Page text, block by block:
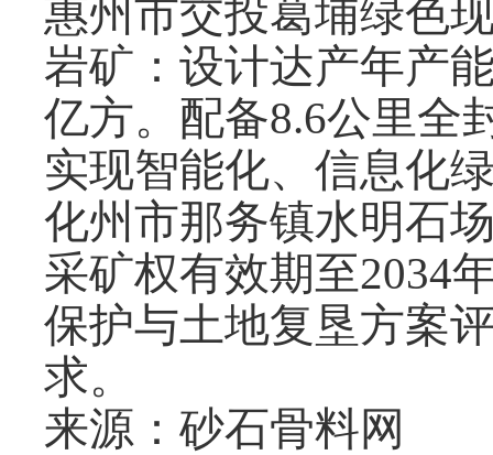
惠州市交投葛埔绿色
岩矿：设计达产年产
亿方。配备8.6公里全
实现智能化、信息化
化州市那务镇水明石
采矿权有效期至2034
保护与土地复垦方案
求。
来源：砂石骨料网